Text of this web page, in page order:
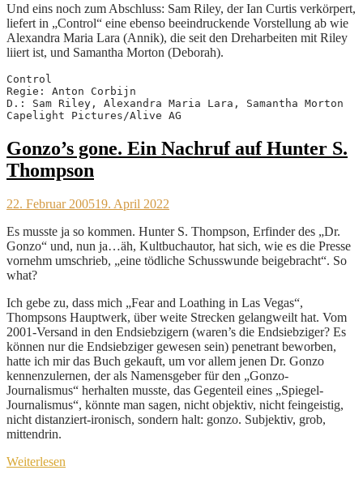
Und eins noch zum Abschluss: Sam Riley, der Ian Curtis verkörpert,
liefert in „Control“ eine ebenso beeindruckende Vorstellung ab wie
Alexandra Maria Lara (Annik), die seit den Dreharbeiten mit Riley
liiert ist, und Samantha Morton (Deborah).
Control
Regie: Anton Corbijn
D.: Sam Riley, Alexandra Maria Lara, Samantha Morton
Capelight Pictures/Alive AG
Gonzo’s gone. Ein Nachruf auf Hunter S.
Thompson
22. Februar 200519. April 2022
Es musste ja so kommen. Hunter S. Thompson, Erfinder des „Dr.
Gonzo“ und, nun ja…äh, Kultbuchautor, hat sich, wie es die Presse
vornehm umschrieb, „eine tödliche Schusswunde beigebracht“. So
what?
Ich gebe zu, dass mich „Fear and Loathing in Las Vegas“,
Thompsons Hauptwerk, über weite Strecken gelangweilt hat. Vom
2001-Versand in den Endsiebzigern (waren’s die Endsiebziger? Es
können nur die Endsiebziger gewesen sein) penetrant beworben,
hatte ich mir das Buch gekauft, um vor allem jenen Dr. Gonzo
kennenzulernen, der als Namensgeber für den „Gonzo-
Journalismus“ herhalten musste, das Gegenteil eines „Spiegel-
Journalismus“, könnte man sagen, nicht objektiv, nicht feingeistig,
nicht distanziert-ironisch, sondern halt: gonzo. Subjektiv, grob,
mittendrin.
Weiterlesen